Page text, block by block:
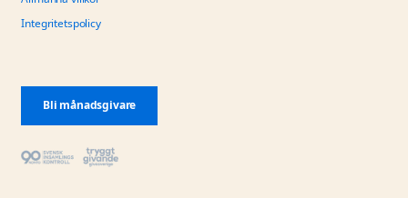
Integritetspolicy
Bli månadsgivare